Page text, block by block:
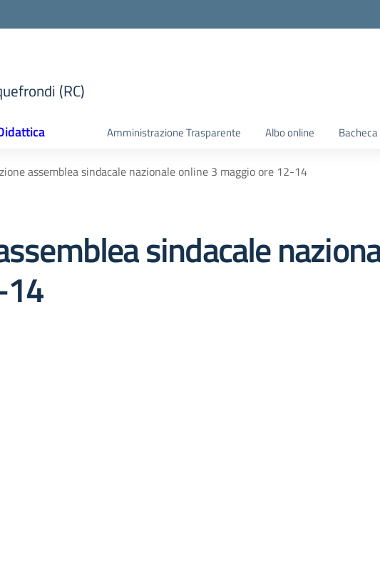
(RC)
Amministrazione Trasparente Albo online
assemblea sindacale nazionale online 3 maggio ore 12-14
sindacale